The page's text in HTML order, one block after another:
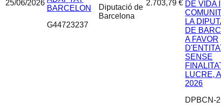
25/06/2026
BARCELON
G44723237
Diputació de
Barcelona
2.703,79 € DE VIDA I
LA
DE
A FAVOR
SENSE
LUCRE,
2026
DPBCN-